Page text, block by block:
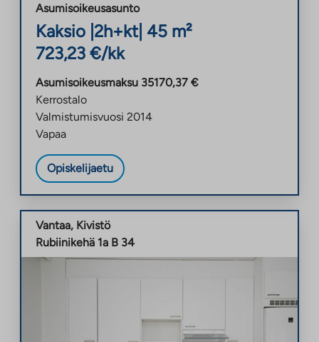
Asumisoikeusasunto
Kaksio 2h+kt| 45 m²
723,23 €/kk
Asumisoikeusmaksu 35170,37 €
Kerrostalo
Valmistumisvuosi 2014
Vapaa
Opiskelijaetu
Vantaa, Kivistö
Rubiinikehä 1a B 34